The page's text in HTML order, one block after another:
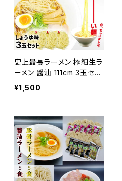
史上最長ラーメン 極細生ラ
ーメン 醤油 111cm 3玉セッ
ト ツルツル麺 茹で時間40
¥1,500